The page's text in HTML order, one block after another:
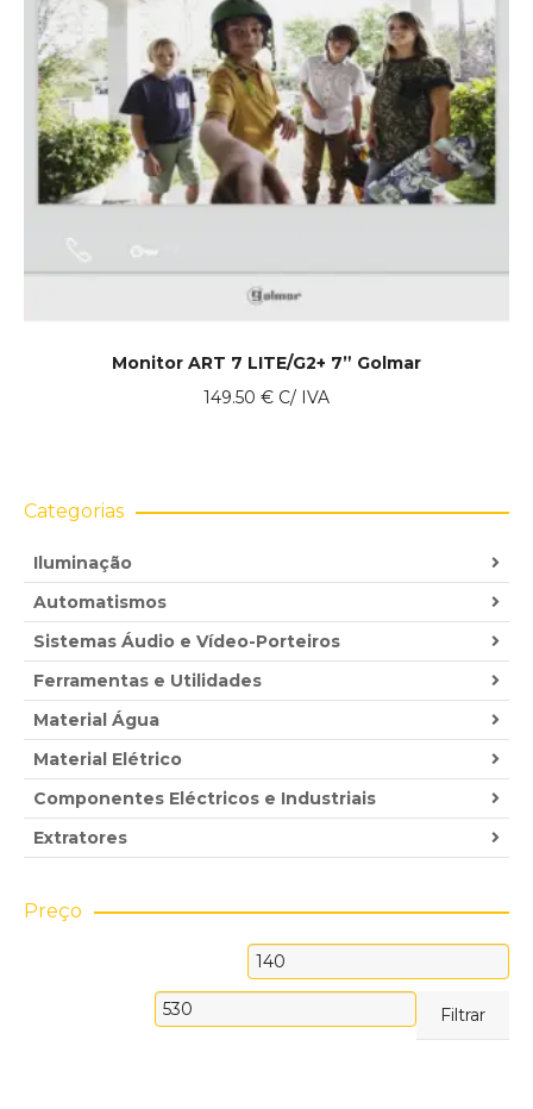
Monitor ART 7 LITE/G2+ 7” Golmar
149.50 € C/ IVA
Categorias
Iluminação
Automatismos
Sistemas Áudio e Vídeo-Porteiros
Ferramentas e Utilidades
Material Água
Material Elétrico
Componentes Eléctricos e Industriais
Extratores
Preço
Filtrar